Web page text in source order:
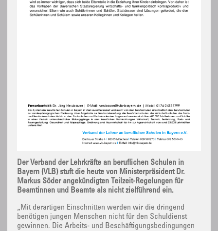
Der Verband der Lehrkräfte an beruflichen Schulen in
Bayern (VLB) stuft die heute von Ministerpräsident Dr.
Markus Söder angekündigten Teilzeit-Regelungen für
Beamtinnen und Beamte als nicht zielführend ein.
„Mit derartigen Einschnitten werden wir die dringend
benötigen jungen Menschen nicht für den Schuldienst
gewinnen. Die Arbeits- und Beschäftigungsbedingungen